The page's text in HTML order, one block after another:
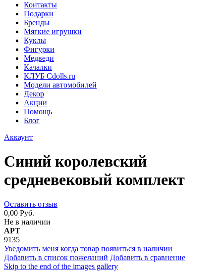
Контакты
Подарки
Бренды
Мягкие игрушки
Куклы
Фигурки
Медведи
Качалки
КЛУБ Cdolls.ru
Модели автомобилей
Декор
Акции
Помощь
Блог
Аккаунт
Синий королевский
средневековый комплект
Оставить отзыв
0,00 Руб.
Не в наличии
АРТ
9135
Уведомить меня когда товар появиться в наличии
Добавить в список пожеланий Добавить в сравнение
Skip to the end of the images gallery